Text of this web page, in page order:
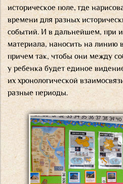
историческое поле, где
времени для разных
событий. И в дальнейшем, при
материала, наносить на линию
причем так, чтобы они между
у ребенка будет единое
их хронологической
разные периоды.